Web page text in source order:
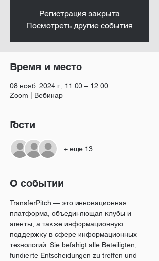
Регистрация закрыта
Посмотреть другие события
Время и место
08 нояб. 2024 г., 11:00 – 12:00
Zoom | Вебинар
Гости
+ еще 13
О событии
TransferPitch — это инновационная
платформа, объединяющая клубы и
агенты, а также информационную
поддержку в сфере информационных
технологий. Sie befähigt alle Beteiligten,
fundierte Entscheidungen zu treffen und